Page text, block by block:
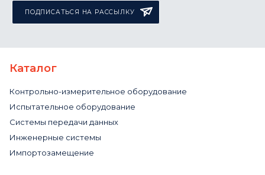
ПОДПИСАТЬСЯ НА РАССЫЛКУ
Каталог
Контрольно-измерительное оборудование
Испытательное оборудование
Системы передачи данных
Инженерные системы
Импортозамещение